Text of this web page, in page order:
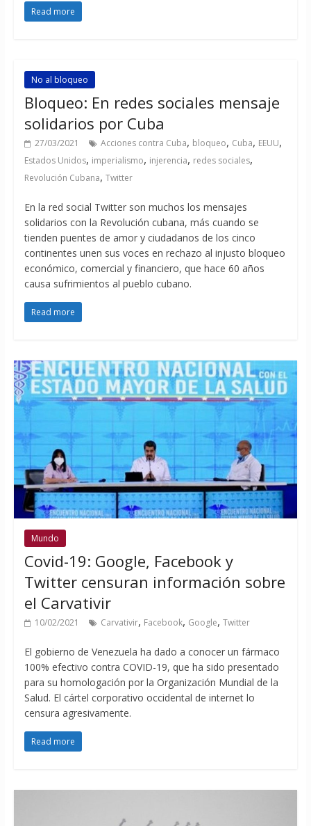
Read more
No al bloqueo
Bloqueo: En redes sociales mensaje
solidarios por Cuba
27/03/2021 Acciones contra Cuba, bloqueo, Cuba, EEUU,
Estados Unidos, imperialismo, injerencia, redes sociales,
Revolución Cubana, Twitter
En la red social Twitter son muchos los mensajes
solidarios con la Revolución cubana, más cuando se
tienden puentes de amor y ciudadanos de los cinco
continentes unen sus voces en rechazo al injusto bloqueo
económico, comercial y financiero, que hace 60 años
causa sufrimientos al pueblo cubano.
Read more
Mundo
Covid-19: Google, Facebook y
Twitter ‎censuran información sobre
el Carvativir
10/02/2021 Carvativir, Facebook, Google, Twitter
El gobierno de Venezuela ha dado a conocer un fármaco
100% efectivo contra COVID-19, que ha sido presentado
para su homologación por la Organización Mundial de la
Salud. El cártel corporativo occidental de internet lo
censura agresivamente.
Read more